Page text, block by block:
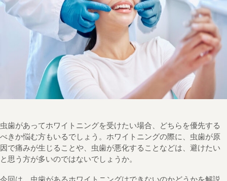
虫歯があってホワイトニングを受けたい場合、どちらを優先する
べきか悩む方もいるでしょう。ホワイトニングの際に、虫歯が原
因で痛みが生じることや、虫歯が悪化することなどは、避けたい
と思う方が多いのではないでしょうか。